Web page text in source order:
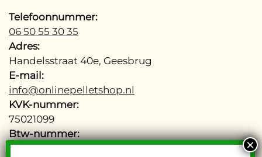
Telefoonnummer:
06 50 55 30 35
Adres:
Handelsstraat 40e, Geesbrug
E-mail:
info@onlinepelletshop.nl
KVK-nummer:
75021099
Btw-nummer:
NL002755277B48